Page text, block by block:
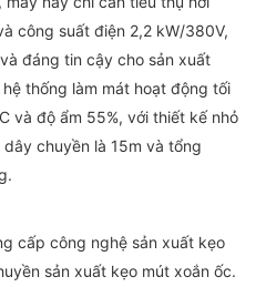
công suất điện 2,2 kW/380V,
đáng tin cậy cho sản xuất
thống làm mát hoạt động tối
và độ ẩm 55%, với thiết kế nhỏ
chuyền là 15m và tổng
cấp công nghệ sản xuất kẹo
sản xuất kẹo mút xoắn ốc.